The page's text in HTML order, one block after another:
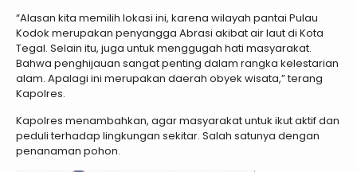
“Alasan kita memilih lokasi ini, karena wilayah pantai Pulau
Kodok merupakan penyangga Abrasi akibat air laut di Kota
Tegal. Selain itu, juga untuk menggugah hati masyarakat.
Bahwa penghijauan sangat penting dalam rangka kelestarian
alam. Apalagi ini merupakan daerah obyek wisata,” terang
Kapolres.
Kapolres menambahkan, agar masyarakat untuk ikut aktif dan
peduli terhadap lingkungan sekitar. Salah satunya dengan
penanaman pohon.